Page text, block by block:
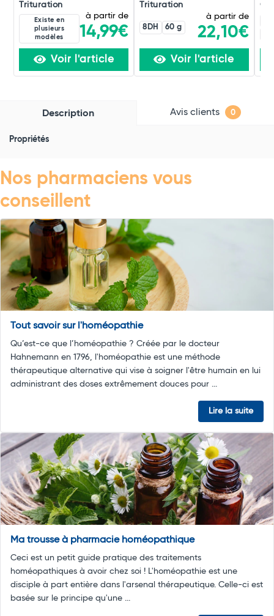
Trituration
Existe en
plusieurs
modèles
à partir de
14,99€
Voir l'article
Trituration
8DH 60 g
à partir de
22,10€
Voir l'article
Description Avis clients 0
Propriétés
Nos pharmaciens vous
conseillent
Tout savoir sur l'homéopathie
Qu’est-ce que l’homéopathie ? Créée par le docteur
Hahnemann en 1796, l'homéopathie est une méthode
thérapeutique alternative qui vise à soigner l'être humain en lui
administrant des doses extrêmement douces pour ...
Lire la suite
Ma trousse à pharmacie homéopathique
Ceci est un petit guide pratique des traitements
homéopathiques à avoir chez soi ! L'homéopathie est une
disciple à part entière dans l'arsenal thérapeutique. Celle-ci est
basée sur le principe qu'une ...